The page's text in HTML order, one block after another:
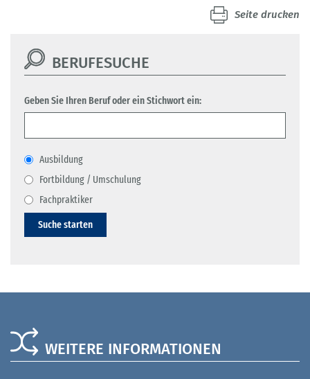
Seite drucken
BERUFESUCHE
Geben Sie Ihren Beruf oder ein Stichwort ein:
Ausbildung
Fortbildung / Umschulung
Fachpraktiker
Suche starten
WEITERE INFORMATIONEN